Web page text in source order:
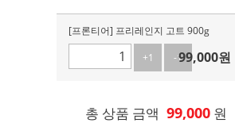
[프론티어] 프리레인지 고트 900g
+1
-199,000원
총 상품 금액 99,000 원